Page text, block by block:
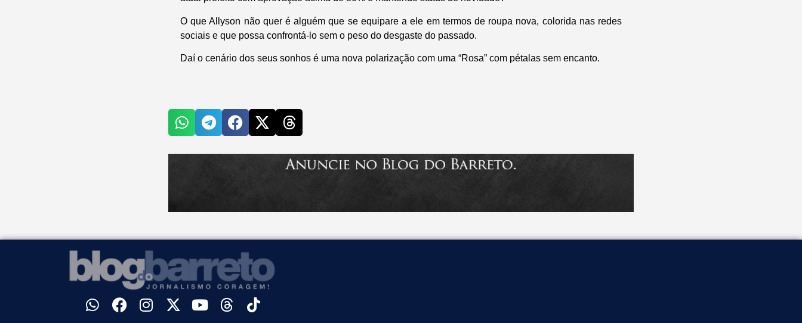
O que Allyson não quer é alguém que se equipare a ele em termos de roupa nova, colorida nas redes
sociais e que possa confrontá-lo sem o peso do desgaste do passado.
Daí o cenário dos seus sonhos é uma nova polarização com uma “Rosa” com pétalas sem encanto.